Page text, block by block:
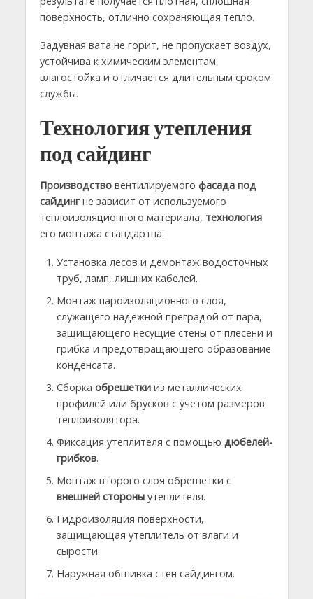
поверхность, отлично сохраняющая тепло.
Задувная вата не горит, не пропускает воздух,
устойчива к химическим элементам,
влагостойка и отличается длительным сроком
службы.
Технология утепления
под сайдинг
Производствовентилируемого фасада под
сайдингне зависит от используемого
теплоизоляционного материала, технология
его монтажа стандартна:
Установка лесов и демонтаж водосточных
труб, ламп, лишних кабелей.
Монтаж пароизоляционного слоя,
служащего надежной преградой от пара,
защищающего несущие стены от плесени и
грибка и предотвращающего образование
конденсата.
Сборка обрешеткииз металлических
профилей или брусков с учетом размеров
теплоизолятора.
Фиксация утеплителя с помощью дюбелей-
грибков.
Монтаж второго слоя обрешетки с
внешней стороныутеплителя.
Гидроизоляция поверхности,
защищающая утеплитель от влаги и
сырости.
Наружная обшивка стен сайдингом.